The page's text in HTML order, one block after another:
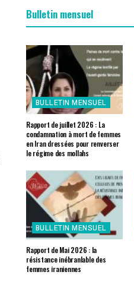
Bulletin mensuel
BULLETIN MENSUEL
Rapport de juillet 2026 : La
condamnation à mort de femmes
en Iran dressées pour renverser
le régime des mollahs
BULLETIN MENSUEL
Rapport de Mai 2026 : la
résistance inébranlable des
femmes iraniennes